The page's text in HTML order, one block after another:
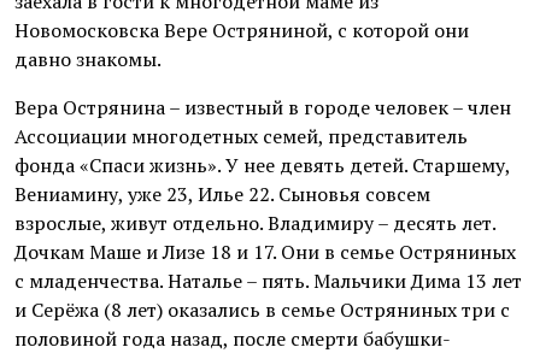
Новомосковска Вере Остряниной, с которой они
давно знакомы.
Вера Острянина – известный в городе человек – член
Ассоциации многодетных семей, представитель
фонда «Спаси жизнь». У нее девять детей. Старшему,
Вениамину, уже 23, Илье 22. Сыновья совсем
взрослые, живут отдельно. Владимиру – десять лет.
Дочкам Маше и Лизе 18 и 17. Они в семье Остряниных
с младенчества. Наталье – пять. Мальчики Дима 13 лет
и Серёжа (8 лет) оказались в семье Остряниных три с
половиной года назад, после смерти бабушки-